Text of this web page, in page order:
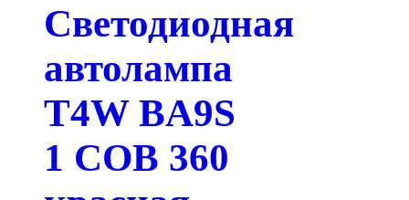
Светодиодная
автолампа
T4W BA9S
1 COB 360